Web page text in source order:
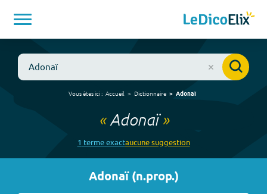
Vous êtes ici : Accueil Dictionnaire Adonaï
«Adonaï»
1 termeexactaucunesuggestion
Adonaï(n.prop.)